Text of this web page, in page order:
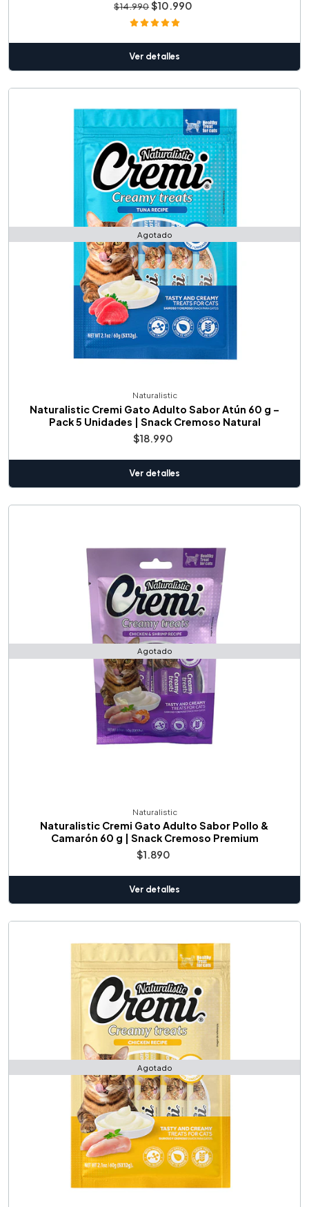
$14.990$10.990
Ver detalles
Agotado
Naturalistic
Naturalistic Cremi Gato Adulto Sabor Atún 60 g –
Pack 5 Unidades | Snack Cremoso Natural
$18.990
Ver detalles
Agotado
Naturalistic
Naturalistic Cremi Gato Adulto Sabor Pollo &
Camarón 60 g | Snack Cremoso Premium
$1.890
Ver detalles
Agotado